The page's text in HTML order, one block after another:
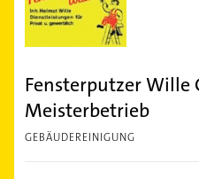
Fensterputzer Wille
Meisterbetrieb
GEBÄUDEREINIGUNG